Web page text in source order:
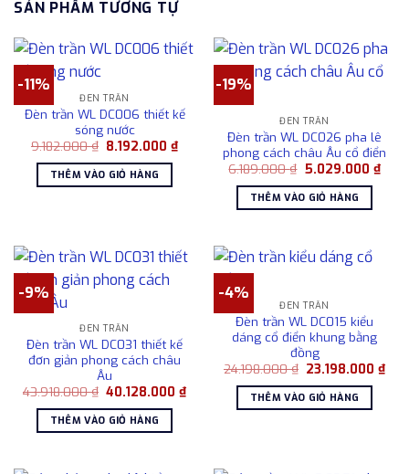
SẢN PHẨM TƯƠNG TỰ
-11%
ĐÈN TRẦN
Đèn trần WL DC006 thiết kế
sóng nước
9.182.000₫ Giá
là:
9.182.000 ₫.
8.192.000₫Giá
hiện
8.192.000 ₫.
THÊM VÀO GIỎ HÀNG
-19%
ĐÈN TRẦN
Đèn trần WL DC026 pha lê
phong cách châu Âu cổ điển
6.189.000₫ Giá
là:
6.189.000 ₫.
5.029.000 ₫Giá
hiện
THÊM VÀO GIỎ HÀNG
-9%
ĐÈN TRẦN
Đèn trần WL DC031 thiết kế
đơn giản phong cách châu
Âu
43.918.000₫ Giá
là:
43.918.000 ₫.
40.128.000₫Giá
hiện
THÊM VÀO GIỎ HÀNG
-4%
ĐÈN TRẦN
Đèn trần WL DC015 kiểu
dáng cổ điển khung bằng
đồng
24.198.000₫ Giá
là:
24.198.000 ₫.
23.198.000₫Giá
hiện
THÊM VÀO GIỎ HÀNG